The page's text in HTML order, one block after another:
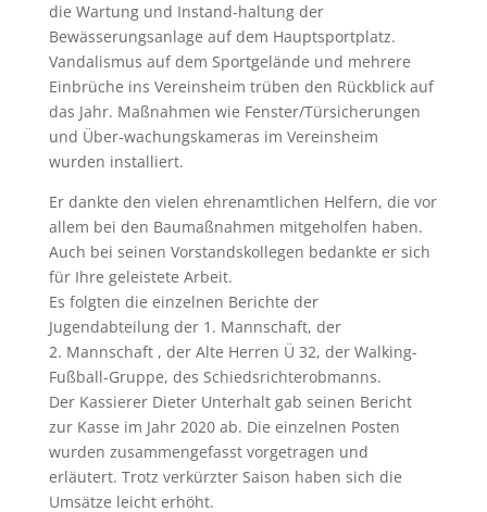
die Wartung und Instand-haltung der
Bewässerungsanlage auf dem Hauptsportplatz.
Vandalismus auf dem Sportgelände und mehrere
Einbrüche ins Vereinsheim trüben den Rückblick auf
das Jahr. Maßnahmen wie Fenster/Türsicherungen
und Über-wachungskameras im Vereinsheim
wurden installiert.
Er dankte den vielen ehrenamtlichen Helfern, die vor
allem bei den Baumaßnahmen mitgeholfen haben.
Auch bei seinen Vorstandskollegen bedankte er sich
für Ihre geleistete Arbeit.
Es folgten die einzelnen Berichte der
Jugendabteilung der 1. Mannschaft, der
2. Mannschaft , der Alte Herren Ü 32, der Walking-
Fußball-Gruppe, des Schiedsrichterobmanns.
Der Kassierer Dieter Unterhalt gab seinen Bericht
zur Kasse im Jahr 2020 ab. Die einzelnen Posten
wurden zusammengefasst vorgetragen und
erläutert. Trotz verkürzter Saison haben sich die
Umsätze leicht erhöht.